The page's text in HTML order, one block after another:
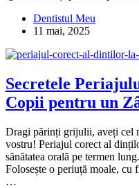
Dentistul Meu
11 mai, 2025
Secretele
Copii pentru un
Dragi părinți grijulii, aveți cel
vostru! Periajul corect al
sănătatea orală pe termen
Folosește o periuță moale,
…